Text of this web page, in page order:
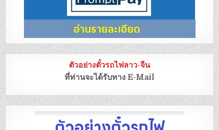
ตัวอย่างตั๋วรถไฟลาว-จีน
ที่ท่านจะได้รับทาง E-Mail